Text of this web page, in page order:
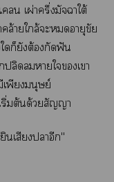
เผ่าครึ่งมัจฉาใต้
ล้ายใกล้ะอายุขัย
ใก็ยังต้องกัดฟัน
ลิดาใเา
เพียงมนุษย์
ริ่มต้นด้วยสัญญา
เสียงาอีก"